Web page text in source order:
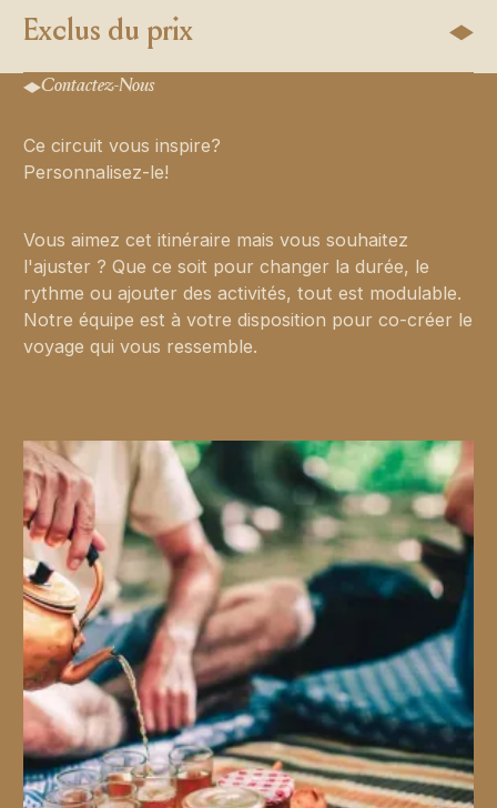
Exclus du prix
Contactez-Nous
Ce circuit vous inspire?
Personnalisez-le!
Vous aimez cet itinéraire mais vous souhaitez
l'ajuster ? Que ce soit pour changer la durée, le
rythme ou ajouter des activités, tout est modulable.
Notre équipe est à votre disposition pour co-créer le
voyage qui vous ressemble.